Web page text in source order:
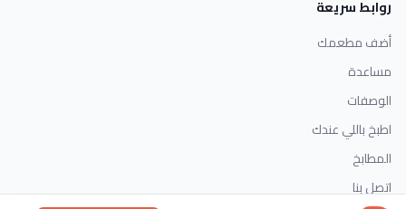
روابط سريعة
أضف مطعمك
مساعدة
الوصفات
اطبخ باللي عندك
المطابخ
اتصل بنا